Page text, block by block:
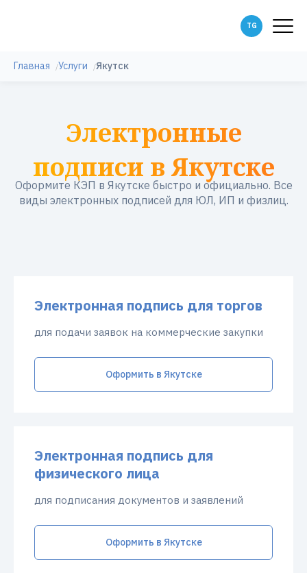
Главная Услуги Якутск
Электронные
подписи в Якутске
Оформите КЭП в Якутске быстро и официально. Все
виды электронных подписей для ЮЛ, ИП и физлиц.
Электронная подпись для торгов
для подачи заявок на коммерческие закупки
Оформить в Якутске
Электронная подпись для
физического лица
для подписания документов и заявлений
Оформить в Якутске